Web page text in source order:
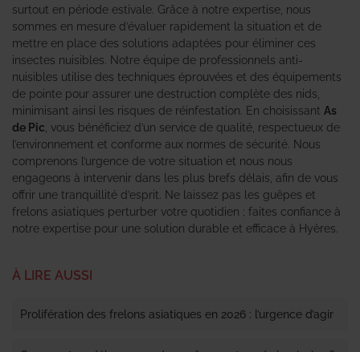
surtout en période estivale. Grâce à notre expertise, nous
sommes en mesure d’évaluer rapidement la situation et de
mettre en place des solutions adaptées pour éliminer ces
insectes nuisibles. Notre équipe de professionnels anti-
nuisibles utilise des techniques éprouvées et des équipements
de pointe pour assurer une destruction complète des nids,
minimisant ainsi les risques de réinfestation. En choisissant As
de Pic , vous bénéficiez d’un service de qualité, respectueux de
l’environnement et conforme aux normes de sécurité. Nous
comprenons l’urgence de votre situation et nous nous
engageons à intervenir dans les plus brefs délais, afin de vous
offrir une tranquillité d’esprit. Ne laissez pas les guêpes et
frelons asiatiques perturber votre quotidien ; faites confiance à
notre expertise pour une solution durable et efficace à Hyères.
À LIRE AUSSI
Prolifération des frelons asiatiques en 2026 : l’urgence d’agir